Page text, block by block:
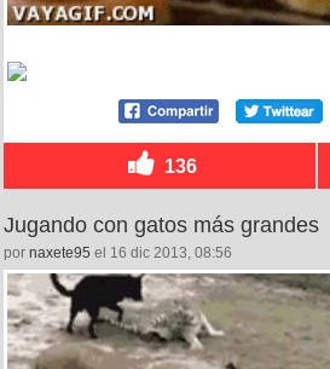
136
Jugando con gatos más grandes
por naxete95 el 16 dic 2013, 08:56